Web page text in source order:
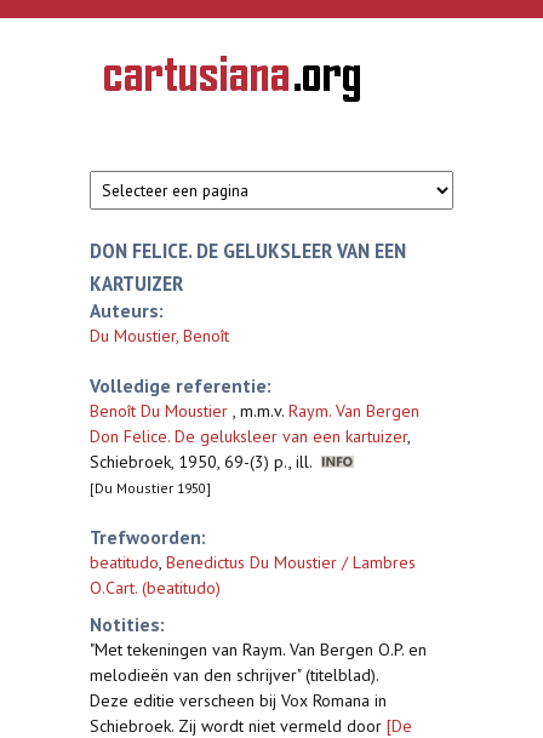
Overslaan en naar de inhoud gaan
CARTUSIANA
Geschiedenis
van de
DON FELICE. DE GELUKSLEER VAN EEN
KARTUIZER
Auteurs:
Du Moustier, Benoît
Volledige referentie:
Benoît Du Moustier , m.m.v. Raym. Van Bergen
Don Felice. De geluksleer van een kartuizer,
Schiebroek, 1950, 69-(3) p., ill.
[Du Moustier 1950]
Trefwoorden:
beatitudo, Benedictus Du Moustier / Lambres
O.Cart. (beatitudo)
Notities:
"Met tekeningen van Raym. Van Bergen O.P. en
melodieën van den schrijver" (titelblad).
Deze editie verscheen bij Vox Romana in
Schiebroek. Zij wordt niet vermeld door [De